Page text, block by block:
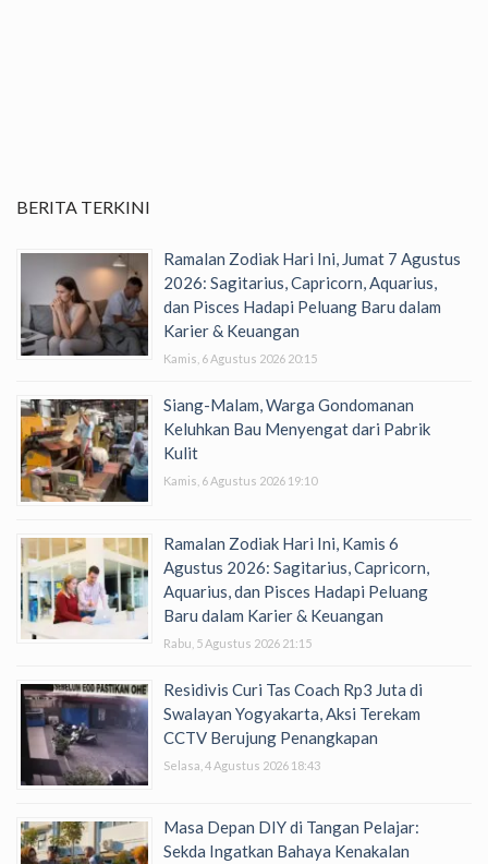
BERITA TERKINI
Ramalan Zodiak Hari Ini, Jumat 7 Agustus
2026: Sagitarius, Capricorn, Aquarius,
dan Pisces Hadapi Peluang Baru dalam
Karier & Keuangan
Kamis, 6 Agustus 2026 20:15
Siang-Malam, Warga Gondomanan
Keluhkan Bau Menyengat dari Pabrik
Kulit
Kamis, 6 Agustus 2026 19:10
Ramalan Zodiak Hari Ini, Kamis 6
Agustus 2026: Sagitarius, Capricorn,
Aquarius, dan Pisces Hadapi Peluang
Baru dalam Karier & Keuangan
Rabu, 5 Agustus 2026 21:15
Residivis Curi Tas Coach Rp3 Juta di
Swalayan Yogyakarta, Aksi Terekam
CCTV Berujung Penangkapan
Selasa, 4 Agustus 2026 18:43
Masa Depan DIY di Tangan Pelajar:
Sekda Ingatkan Bahaya Kenakalan